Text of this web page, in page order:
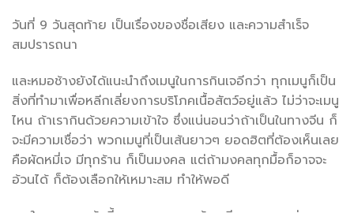
วันที่ 9 วันสุดท้าย เป็นเรื่องของชื่อเสียง และความสำเร็จ
สมปรารถนา
และหมอช้างยังได้แนะนำถึงเมนูในการกินเจอีกว่า ทุกเมนูก็เป็น
สิ่งที่ทำมาเพื่อหลีกเลี่ยงการบริโภคเนื้อสัตว์อยู่แล้ว ไม่ว่าจะเมนู
ไหน ถ้าเรากินด้วยความเข้าใจ ซึ่งแน่นอนว่าถ้าเป็นในทางจีน ก็
จะมีความเชื่อว่า พวกเมนูที่เป็นเส้นยาวๆ ยอดฮิตที่ต้องเห็นเลย
คือผัดหมี่เจ มีทุกร้าน ก็เป็นมงคล แต่ถ้ามงคลทุกมื้อก็อาจจะ
อ้วนได้ ก็ต้องเลือกให้เหมาะสม ทำให้พอดี